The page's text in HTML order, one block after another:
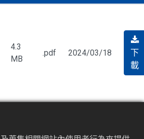
4.3
MB
.pdf 2024/03/18
下
載